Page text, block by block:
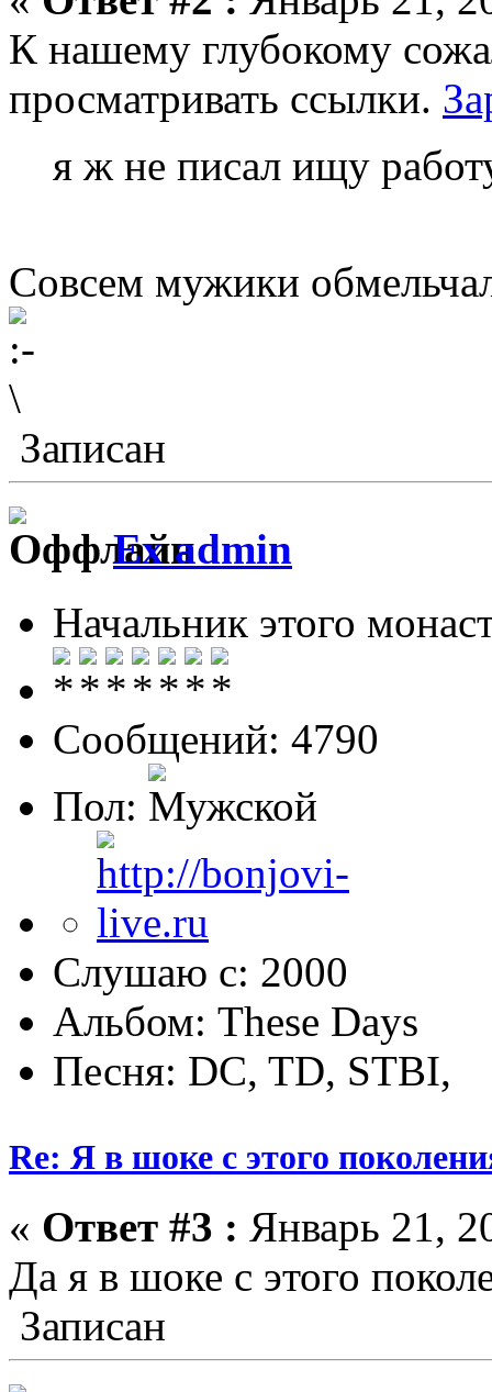
К нашему глубокому
просматривать ссылки.
я ж не писал ищу
Совсем мужики
Записан
Ex admin
Начальник этого
Сообщений: 4790
Пол:
Слушаю с: 2000
Альбом: These Days
Песня: DC, TD, STBI,
Re: Я в шоке с этого
« Ответ #3 : Январь 21,
Да я в шоке с этого
Записан